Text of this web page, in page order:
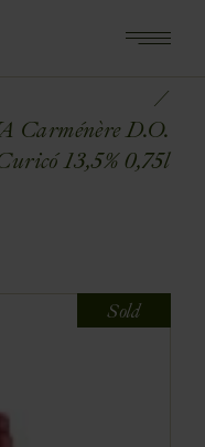
D.O.
13,5% 0,75l
Sold